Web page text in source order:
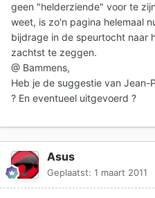
geen "helderziende" voor te
weet, is zo'n pagina helemaal
bijdrage in de speurtocht naar
zachtst te zeggen.
@ Bammens,
Heb je de suggestie van Jean-
? En eventueel uitgevoerd ?
Asus
Geplaatst: 1 maart 2011